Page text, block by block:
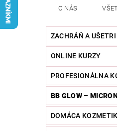
O NÁS
ZACHRÁŇ A UŠETRI
ONLINE KURZY
PROFESIONÁLNA
BB GLOW –
DOMÁCA